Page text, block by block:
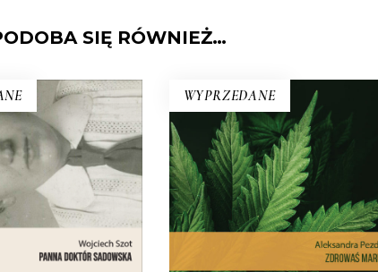
SIĘ RÓWNIEŻ…
DOKTÓR
o lekarce,
działaczce
feministce, patriotce,
lesbijce –
WYPRZEDANE
ZDROWAŚ MARIO.
REPORTAŻE O
MEDYCZNEJ
MARIHUANIE
Dlatego pacjenci stają się
przestępcami? Reportaż